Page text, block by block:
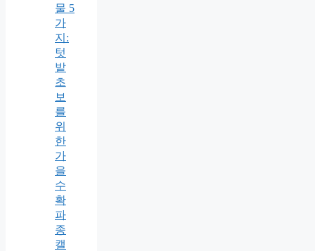
물 5
가
지:
텃
밭
초
보
를
위
한
가
을
수
확
파
종
캘